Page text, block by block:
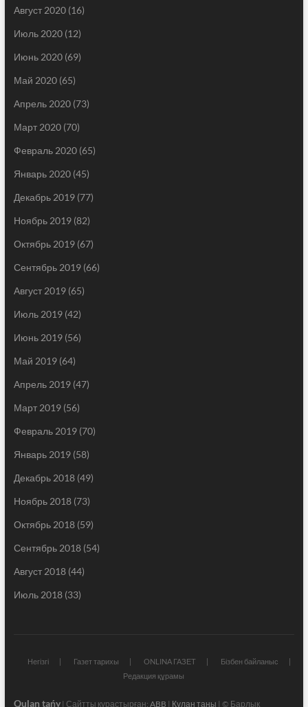
Август 2020(16)
Июль 2020(12)
Июнь 2020(69)
Май 2020(65)
Апрель 2020(73)
Март 2020(70)
Февраль 2020(65)
Январь 2020(45)
Декабрь 2019(77)
Ноябрь 2019(82)
Октябрь 2019(67)
Сентябрь 2019(66)
Август 2019(65)
Июль 2019(42)
Июнь 2019(56)
Май 2019(64)
Апрель 2019(47)
Март 2019(56)
Февраль 2019(70)
Январь 2019(58)
Декабрь 2018(49)
Ноябрь 2018(73)
Октябрь 2018(59)
Сентябрь 2018(54)
Август 2018(44)
Июль 2018(33)
Негізгі Газет тарихы ONLINA ГАЗЕТ
Бізбен байланыс
Редакция құрамы
Qulan tańy| Сайтты құрастырған: ABB | Құлан таңы | © Барлық